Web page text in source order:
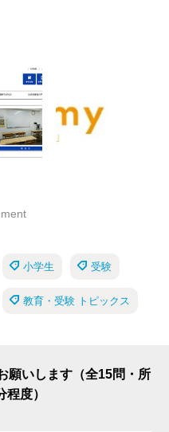
小学生 受験
教育・受験 トピックス
願いします（全15問・所
度）